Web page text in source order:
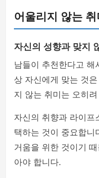
어울리지 않는 취
자신의 성향과 맞지
남들이 추천한다고
상 자신에게 맞는 것
지 않는 취미는 오히
자신의 취향과 라이프
택하는 것이 중요합니
거움을 위한 것이기
아야 합니다.